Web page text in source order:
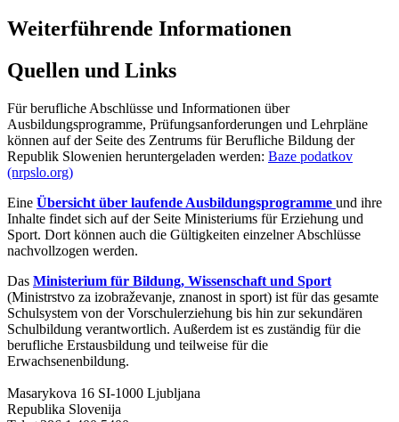
Weiterführende Informationen
Quellen und Links
Für berufliche Abschlüsse und Informationen über
Ausbildungsprogramme, Prüfungsanforderungen und Lehrpläne
können auf der Seite des Zentrums für Berufliche Bildung der
Republik Slowenien heruntergeladen werden: Baze podatkov
(nrpslo.org)
Eine Übersicht über laufende Ausbildungsprogramme und ihre
Inhalte findet sich auf der Seite Ministeriums für Erziehung und
Sport. Dort können auch die Gültigkeiten einzelner Abschlüsse
nachvollzogen werden.
Das Ministerium für Bildung, Wissenschaft und Sport
(Ministrstvo za izobraževanje, znanost in sport) ist für das gesamte
Schulsystem von der Vorschulerziehung bis hin zur sekundären
Schulbildung verantwortlich. Außerdem ist es zuständig für die
berufliche Erstausbildung und teilweise für die
Erwachsenenbildung.
Masarykova 16 SI-1000 Ljubljana
Republika Slovenija